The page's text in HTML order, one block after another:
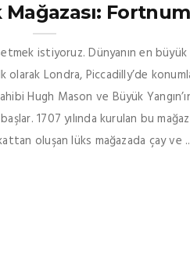
Mağazası:
istiyoruz. Dünyanın en
Londra, Piccadilly’de
Hugh Mason ve Büyük
1707 yılında kurulan bu
oluşan lüks mağazada çay ve